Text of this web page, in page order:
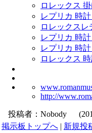
ロレックス
レプリカ 時
ロレックス
レプリカ 時
レプリカ 時
ロレックス
http://
投稿者： Nobody
掲示板トップへ | 新規投